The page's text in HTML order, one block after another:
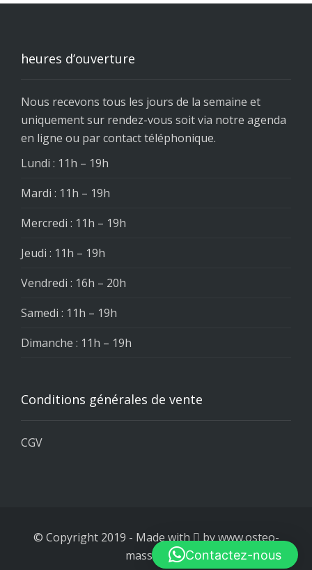
heures d’ouverture
Nous recevons tous les jours de la semaine et
uniquement sur rendez-vous soit via notre agenda
en ligne ou par contact téléphonique.
Lundi : 11h – 19h
Mardi : 11h – 19h
Mercredi : 11h – 19h
Jeudi : 11h – 19h
Vendredi : 16h – 20h
Samedi : 11h – 19h
Dimanche : 11h – 19h
Conditions générales de vente
CGV
© Copyright 2019 - Made with bywww.osteo-
massage.beContactez-nous